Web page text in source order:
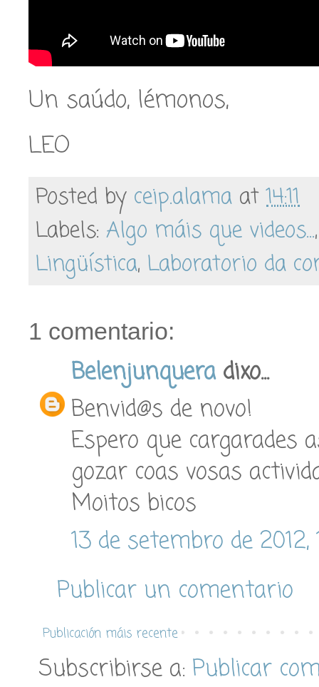
Un saúdo, lémonos,
LEO
Posted by ceip.alama at14:11
Labels: Algo máis que videos...
Lingüística, Laboratorio da
1 comentario:
Belenjunqueradixo...
Benvid@s de novo!
Espero que cargarades
gozar coas vosas
Moitos bicos
13 de setembro de 2012,
Publicar un comentario
Publicación máis recente
Subscribirse a: Publicar